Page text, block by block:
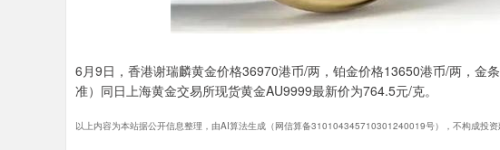
6月9日，香港谢瑞麟黄金价格36970港币/两，铂金价格13650港币/两，金
准）同日上海黄金交易所现货黄金AU9999最新价为764.5元/克。
以上内容为本站据公开信息整理，由AI算法生成（网信算备310104345710301240019号），不构成投资